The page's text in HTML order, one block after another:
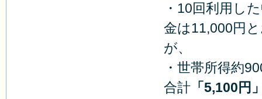
・10回利用し
金は11,000円
が、
・世帯所得約
合計 「5,100円